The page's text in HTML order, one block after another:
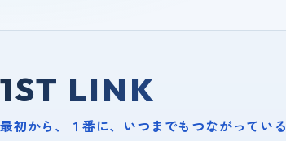
1ST LINK
最初から、１番に、いつまでもつながっている